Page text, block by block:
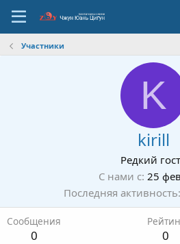
Участники
K
kirill
Редкий
С нами с 25
Последняя активность
Сообщения
0 0